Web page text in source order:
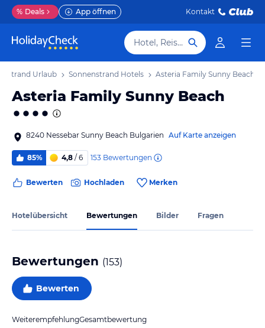
% Deals App öffnen Kontakt
Hotel, Reiseziel
Urlaub Sonnenstrand Hotels Asteria Family Sunny Beach
Asteria Family Sunny Beach
8240 Nessebar Sunny Beach Bulgarien Auf Karte anzeigen
85% 4,8 / 6 153 Bewertungen
Bewerten Hochladen Merken
Hotelübersicht Bewertungen Bilder Fragen
Bewertungen (153)
Bewerten
WeiterempfehlungGesamtbewertung